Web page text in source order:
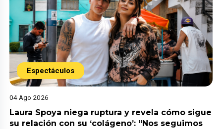
Espectáculos
04 Ago 2026
Laura Spoya niega ruptura y revela cómo sigue
su relación con su ‘colágeno’: “Nos seguimos